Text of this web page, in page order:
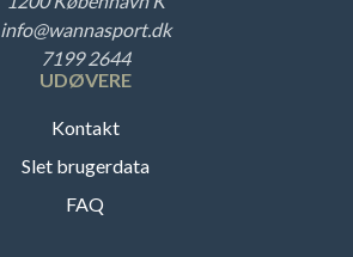
info@wannasport.dk
7199 2644
UDØVERE
Kontakt
Slet brugerdata
FAQ